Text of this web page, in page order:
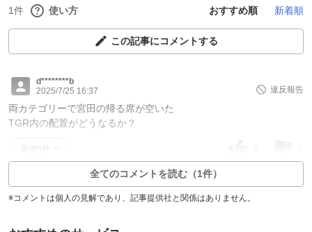
1件 使い方 おすすめ順 新着順
この記事にコメントする
d********b
2025/7/25 16:37
違反報告
両カテゴリーで宮田の帰る席が空いた
TGR内の配置がどうなるか？
全てのコメントを読む（1件）
※コメントは個人の見解であり、記事提供社と関係はありません。